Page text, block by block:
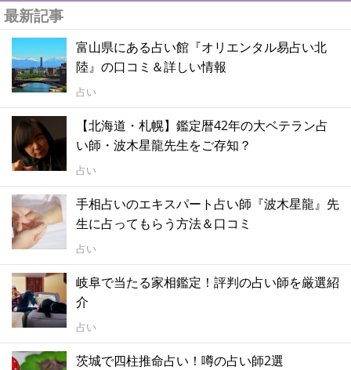
最新記事
富山県にある占い館『オリエンタル易占い北
陸』の口コミ＆詳しい情報
占い
【北海道・札幌】鑑定暦42年の大ベテラン占
い師・波木星龍先生をご存知？
占い
手相占いのエキスパート占い師『波木星龍』先
生に占ってもらう方法＆口コミ
占い
岐阜で当たる家相鑑定！評判の占い師を厳選紹
介
占い
茨城で四柱推命占い！噂の占い師2選